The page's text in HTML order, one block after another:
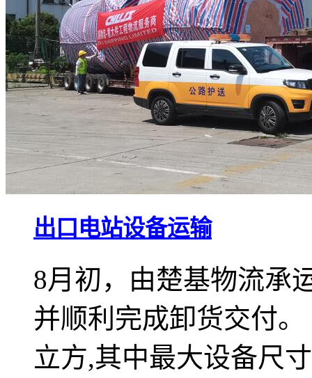
出口电站设备运输
8月初，由楚基物流承
并顺利完成卸货交付
立方,其中最大设备尺